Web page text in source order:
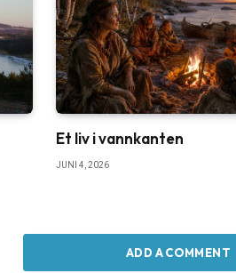
Et liv i vannkanten
JUNI 4, 2026
ADD A COMMENT